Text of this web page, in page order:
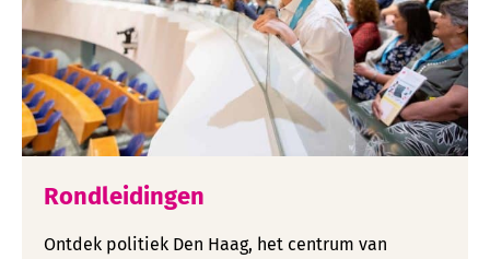
Rondleidingen
Ontdek politiek Den Haag, het centrum van